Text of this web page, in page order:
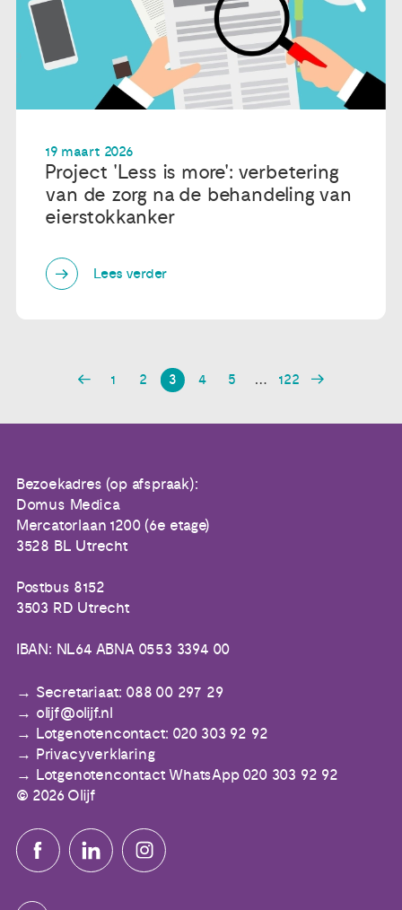
19 maart 2026
Project 'Less is more': verbetering
van de zorg na de behandeling van
eierstokkanker
Lees verder
1 2 3 4 5 … 122
Bezoekadres (op afspraak):
Domus Medica
Mercatorlaan 1200 (6e etage)
3528 BL Utrecht
Postbus 8152
3503 RD Utrecht
IBAN: NL64 ABNA 0553 3394 00
Secretariaat: 088 00 297 29
olijf@olijf.nl
Lotgenotencontact: 020 303 92 92
Privacyverklaring
Lotgenotencontact WhatsApp 020 303 92 92
© 2026 Olijf